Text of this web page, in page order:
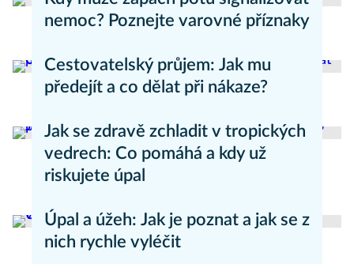
nemoc? Poznejte varovné příznaky
Cestovatelský průjem: Jak mu
předejít a co dělat při nákaze?
Jak se zdravě zchladit v tropických
vedrech: Co pomáhá a kdy už
riskujete úpal
Pavla Skurovcová
Úpal a úžeh: Jak je poznat a jak se z
nich rychle vyléčit